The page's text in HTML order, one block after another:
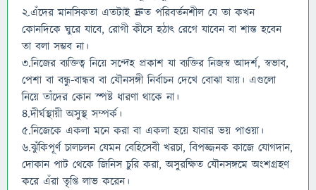
২.এঁদের মানসিকতা এতটাই দ্রুত পরিবর্তনশীল যে তা কখন
কোনদিকে ঘুরে যাবে, রোগী কীসে হঠাৎ রেগে যাবেন বা শান্ত হবেন
তা বলা সম্ভব না।
৩.নিজের ব্যক্তিত্ব নিয়ে সন্দেহ প্রকাশ যা ব্যক্তির নিজস্ব আদর্শ, স্বভাব,
পেশা বা বন্ধু-বান্ধব বা যৌনসঙ্গী নির্বাচন দেখে বোঝা যায়। এগুলো
নিয়ে তাঁদের কোন স্পষ্ট ধারণা থাকে না।
৪.দীর্ঘস্থায়ী অসুস্থ সম্পর্ক।
৫.নিজেকে একলা মনে করা বা একলা হয়ে যাবার ভয় পাওয়া।
৬.ঝুঁকিপূর্ণ চালচলন যেমন বেহিসেবী খরচা, বিপজ্জনক কাজে যোগদান,
দোকান পাট থেকে জিনিস চুরি করা, অসুরক্ষিত যৌনসঙ্গমে অংশগ্রহণ
করে এঁরা তৃপ্তি লাভ করেন।